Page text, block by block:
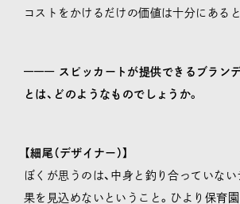
コストをかけるだけの価値は十分にあると
–––––– スピッカートが提供できるブラン
とは、どのようなものでしょうか。
【細尾（デザイナー）】
ぼくが思うのは、中身と釣り合っていない
果を見込めないということ。ひより保育園